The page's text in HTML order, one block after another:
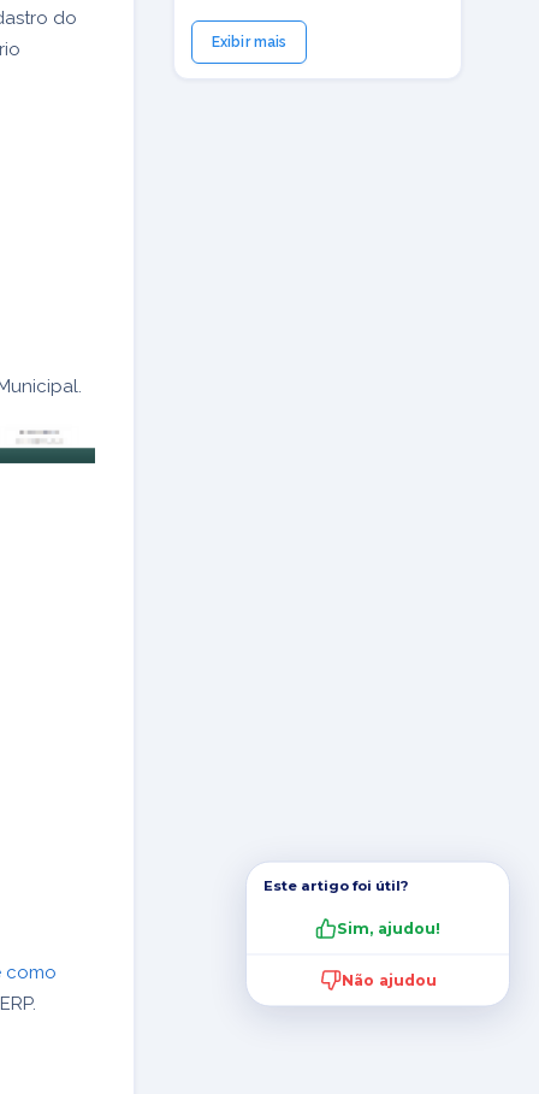
do
como
Exibir mais
Este artigo foi útil?
Sim, ajudou!
Não ajudou